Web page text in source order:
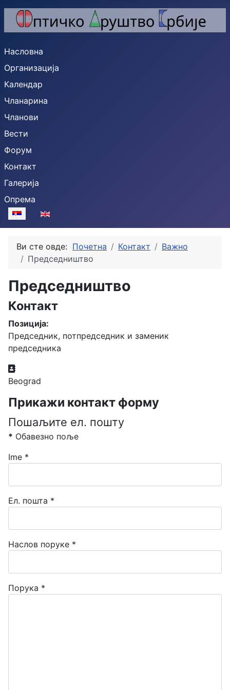
Насловна
Организација
Календар
Чланарина
Чланови
Вести
Форум
Контакт
Галерија
Опрема
Изаберите ваш језик
Ви сте овде: Почетна Контакт
Важно
Председништво
Председништво
Контакт
Позиција:
Председник, потпредседник и заменик
председника
Адреса
Beograd
Прикажи контакт форму
Пошаљите ел. пошту
* Обавезно поље
Ime *
Ел. пошта *
Наслов поруке *
Порука *